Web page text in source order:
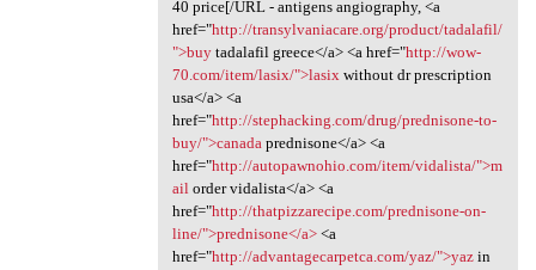
40 price[/URL - antigens angiography, <a
href="http://transylvaniacare.org/product/tadalafil/
">buytadalafil greece</a> <a href="http://wow-
70.com/item/lasix/">lasixwithout dr prescription
usa</a> <a
href="http://stephacking.com/drug/prednisone-to-
buy/">canadaprednisone</a> <a
href="http://autopawnohio.com/item/vidalista/">m
ailorder vidalista</a> <a
href="http://thatpizzarecipe.com/prednisone-on-
line/">prednisone</a><a
href="http://advantagecarpetca.com/yaz/">yazin